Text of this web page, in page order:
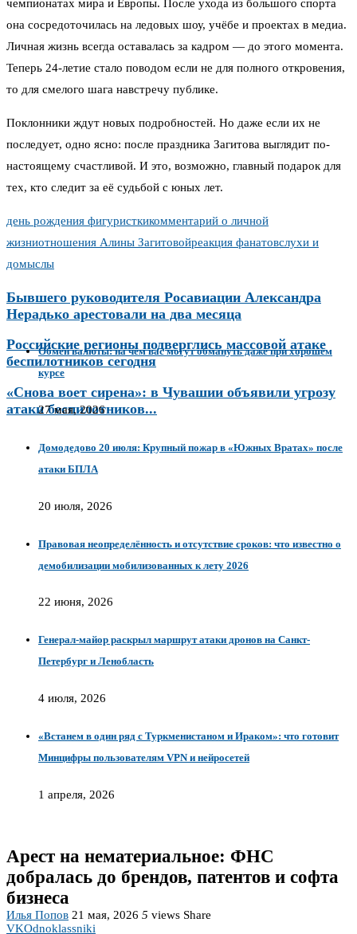
чемпионатах мира и Европы. После ухода из большого спорта
она сосредоточилась на ледовых шоу, учёбе и проектах в медиа.
Личная жизнь всегда оставалась за кадром — до этого момента.
Теперь 24-летие стало поводом если не для полного откровения,
то для смелого шага навстречу публике.
Поклонники ждут новых подробностей. Но даже если их не
последует, одно ясно: после праздника Загитова выглядит по-
настоящему счастливой. И это, возможно, главный подарок для
тех, кто следит за её судьбой с юных лет.
день рождения фигуристкикомментарий о личной
жизниотношения Алины Загитовойреакция фанатовслухи и
домыслы
Бывшего руководителя Росавиации Александра
Нерадько арестовали на два месяца
Российские регионы подверглись массовой атаке
беспилотников сегодня
«Снова воет сирена»: в Чувашии объявили угрозу
атаки беспилотников...
Обмен валюты: на чём вас могут обмануть даже при хорошем
курсе
27 мая, 2026
Домодедово 20 июля: Крупный пожар в «Южных Вратах» после
атаки БПЛА
20 июля, 2026
Правовая неопределённость и отсутствие сроков: что известно о
демобилизации мобилизованных к лету 2026
22 июня, 2026
Генерал-майор раскрыл маршрут атаки дронов на Санкт-
Петербург и Ленобласть
4 июля, 2026
«Встанем в один ряд с Туркменистаном и Ираком»: что готовит
Минцифры пользователям VPN и нейросетей
1 апреля, 2026
Арест на нематериальное: ФНС
добралась до брендов, патентов и софта
бизнеса
Илья Попов 21 мая, 2026 5 views Share
VKOdnoklassniki